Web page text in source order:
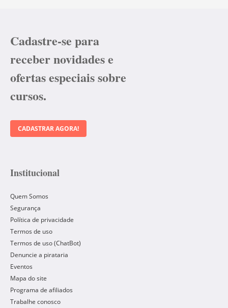
Cadastre-se para
receber novidades e
ofertas especiais sobre
cursos.
CADASTRAR AGORA!
Institucional
Quem Somos
Segurança
Política de privacidade
Termos de uso
Termos de uso (ChatBot)
Denuncie a pirataria
Eventos
Mapa do site
Programa de afiliados
Trabalhe conosco